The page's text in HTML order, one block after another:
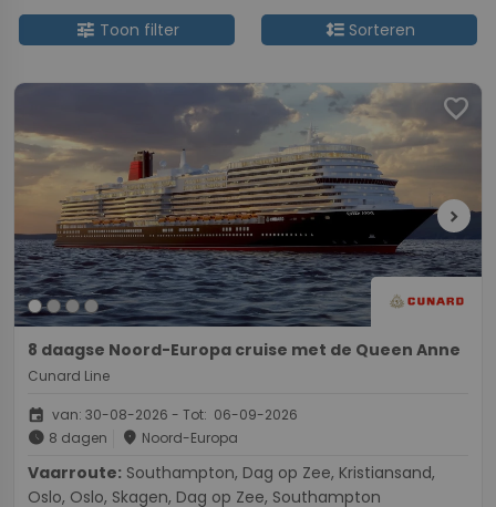
tune Toon filter format_line_spacingSorteren
favorite
chevron_right
8 daagse Noord-Europa cruise met de Queen Anne
Cunard Line
event van: 30-08-2026 - Tot: 06-09-2026
schedule 8 dagen place Noord-Europa
Vaarroute:
Oslo, Oslo, Skagen, Dag op Zee, Southampton